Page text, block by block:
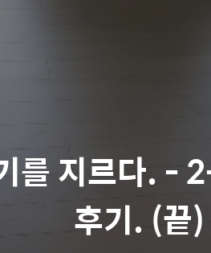
를 지르다. -
후기. (끝)